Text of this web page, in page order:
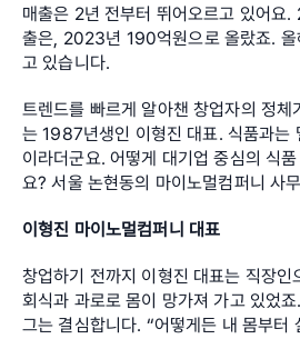
매출은 2년 전부터 뛰어오르고 있어
출은, 2023년 190억원으로 올랐죠.
고 있습니다.
트렌드를 빠르게 알아챈 창업자의 정체
는 1987년생인 이형진 대표. 식품과는
이라더군요. 어떻게 대기업 중심의 식
요? 서울 논현동의 마이노멀컴퍼니 사
이형진 마이노멀컴퍼니 대표
창업하기 전까지 이형진 대표는 직장인
회식과 과로로 몸이 망가져 가고 있었
그는 결심합니다. “어떻게든 내 몸부터